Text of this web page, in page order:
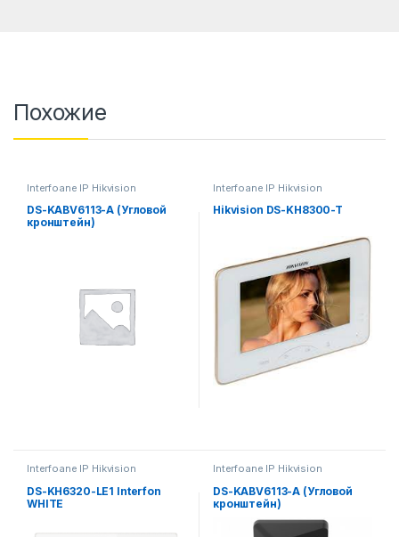
Похожие
Interfoane IP Hikvision
DS-KABV6113-A (Угловой
кронштейн)
Interfoane IP Hikvision
Hikvision DS-KH8300-T
Interfoane IP Hikvision
DS-KH6320-LE1 Interfon
WHITE
Interfoane IP Hikvision
DS-KABV6113-A (Угловой
кронштейн)